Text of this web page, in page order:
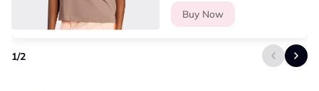
Buy Now
1/2